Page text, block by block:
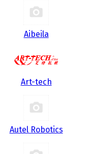
Aibeila
Art-tech
Autel Robotics